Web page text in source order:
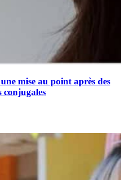
mise au point après des
conjugales